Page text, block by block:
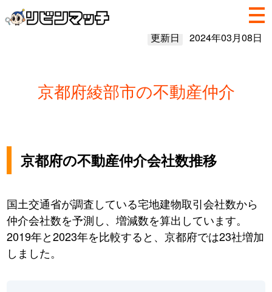
更新日 2024年03月08日
京都府綾部市の不動産仲介
京都府の不動産仲介会社数推移
国土交通省が調査している宅地建物取引会社数から
仲介会社数を予測し、増減数を算出しています。
2019年と2023年を比較すると、京都府では23社増加
しました。